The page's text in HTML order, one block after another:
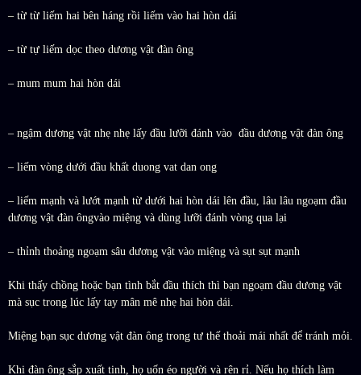
– từ từ liếm hai bên háng rồi liếm vào hai hòn dái
– từ tự liếm dọc theo dương vật đàn ông
– mum mum hai hòn dái
– ngậm dương vật nhẹ nhẹ lấy đầu lưỡi đánh vào đầu dương vật đàn ông
– liếm vòng dưới đầu khất duong vat dan ong
– liếm mạnh và lướt mạnh từ dưới hai hòn dái lên đầu, lâu lâu ngoạm đầu
dương vật đàn ôngvào miệng và dùng lưỡi đánh vòng qua lại
– thỉnh thoảng ngoạm sâu dương vật vào miệng và sụt sụt mạnh
Khi thấy chồng hoặc bạn tình bắt đầu thích thì bạn ngoạm đầu dương vật
mà sục trong lúc lấy tay mân mê nhẹ hai hòn dái.
Miệng bạn sục dương vật đàn ông trong tư thế thoải mái nhất để tránh mỏi.
Khi đàn ông sắp xuất tinh, họ uốn éo người và rên rỉ. Nếu họ thích làm